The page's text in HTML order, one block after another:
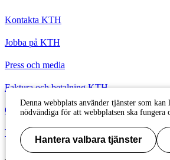
Kontakta KTH
Jobba på KTH
Press och media
Faktura och betalning KTH
Om KTH:s webbplatser
Tillgänglighetsredogörelse
Denna webbplats använder tjänster som
nödvändiga för att webbplatsen ska fungera
Hantera valbara tjänster